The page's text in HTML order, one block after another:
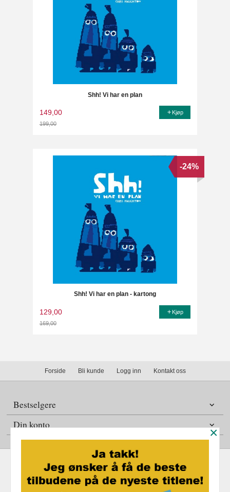
Shh! Vi har en plan
149,00
199,00
Kjøp
Shh! Vi har en plan - kartong
129,00
169,00
-24%
Kjøp
Forside Bli kunde Logg inn Kontakt oss
Bestselgere
Din konto
×